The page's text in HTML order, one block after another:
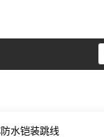
水铠装跳线